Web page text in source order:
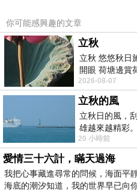
你可能感興趣的文章
立秋
立秋 悠悠秋日
開眼 荷塘邊賞
望 風中飄逸的
2026-08-07
立秋的風
立秋日的風，
雄越來越精彩
天的風刮得很
20 小時前
愛情三十六計，瞞天過海
我把心事藏進尋常的問候，海面平
海底的潮汐知道，我的世界早已向你